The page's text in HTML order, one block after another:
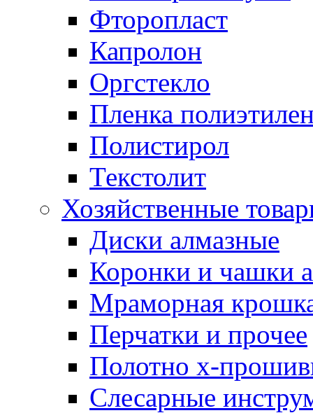
Фторопласт
Капролон
Оргстекло
Пленка
Полистирол
Текстолит
Хозяйственные
Диски алмазные
Коронки и чашки
Мраморная
Перчатки и прочее
Полотно х-
Слесарные